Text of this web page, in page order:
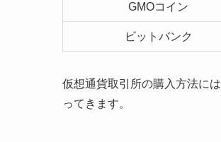
GMOコイン
ビットバンク
仮想通貨取引所の購入方法には
ってきます。